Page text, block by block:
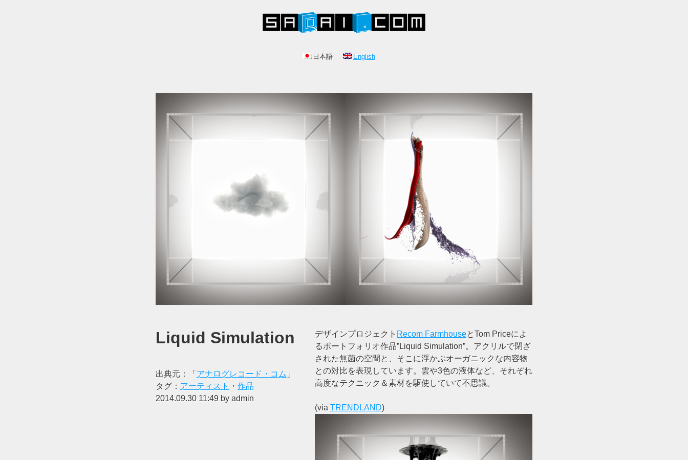
日本語 English
Liquid Simulation
出典元：「 アナログレコード・コム 」
タグ： アーティスト ・ 作品
2014.09.30 11:49 by admin
デザインプロジェクト Recom FarmhouseとTom Priceによ
るポートフォリオ作品”Liquid Simulation”。アクリルで閉ざ
された無菌の空間と、そこに浮かぶオーガニックな内容物
との対比を表現しています。雲や3色の液体など、それぞれ
高度なテクニック＆素材を駆使していて不思議。
(via TRENDLAND)